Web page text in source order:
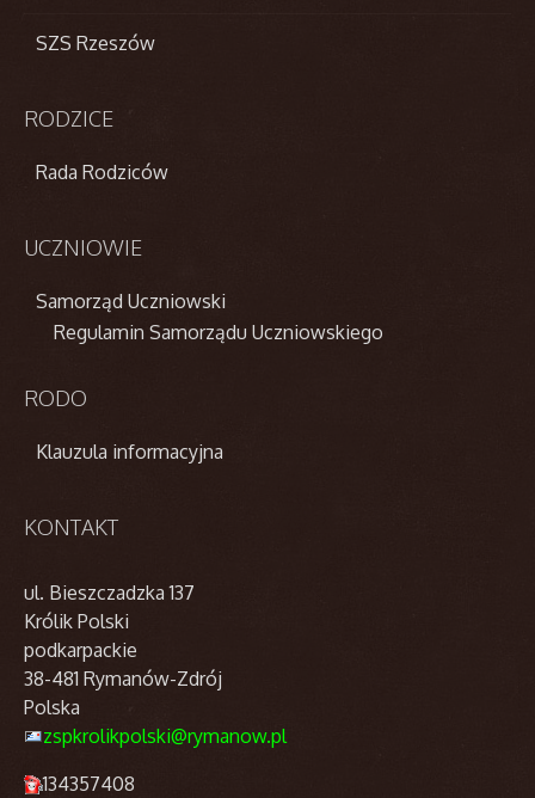
SZS Rzeszów
RODZICE
Rada Rodziców
UCZNIOWIE
Samorząd Uczniowski
Regulamin Samorządu Uczniowskiego
RODO
Klauzula informacyjna
KONTAKT
ul. Bieszczadzka 137
Królik Polski
podkarpackie
38-481 Rymanów-Zdrój
Polska
zspkrolikpolski@rymanow.pl
134357408